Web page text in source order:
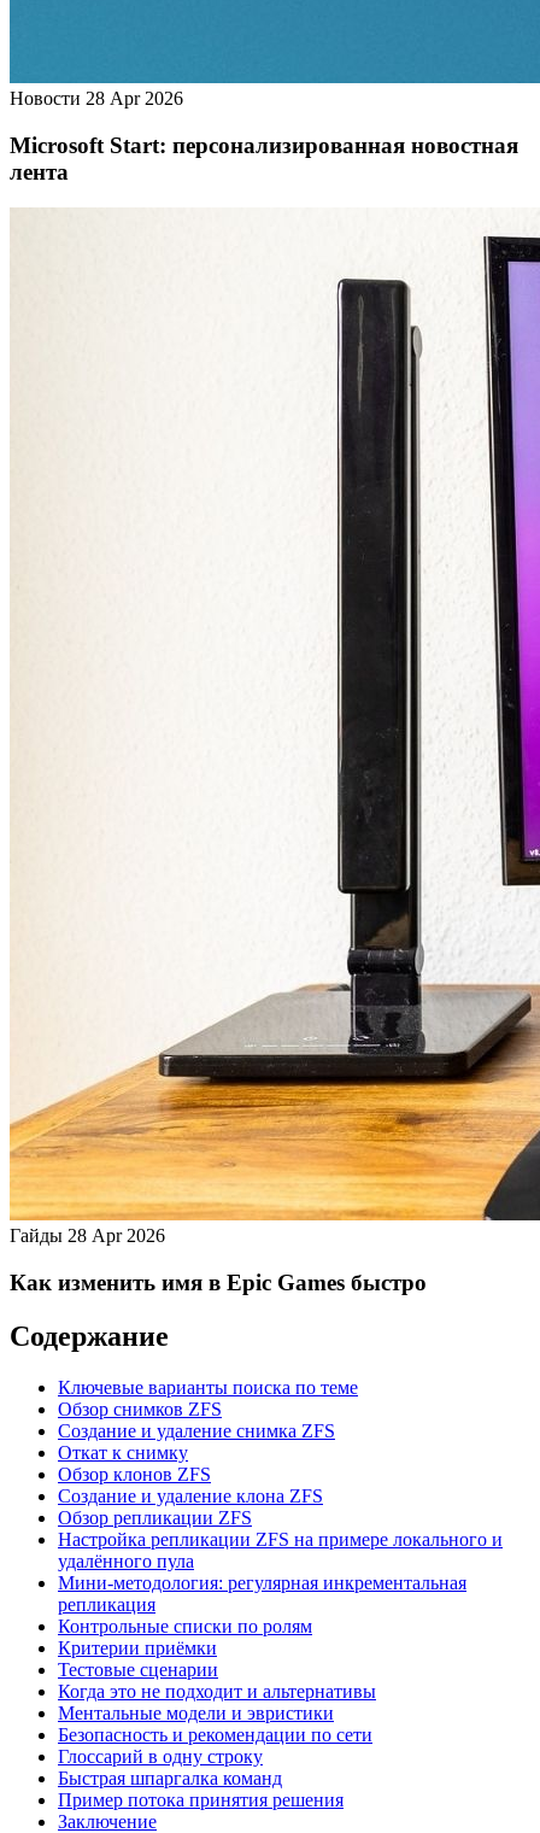
Новости 28 Apr 2026
Microsoft Start: персонализированная новостная
лента
Гайды 28 Apr 2026
Как изменить имя в Epic Games быстро
Содержание
Ключевые варианты поиска по теме
Обзор снимков ZFS
Создание и удаление снимка ZFS
Откат к снимку
Обзор клонов ZFS
Создание и удаление клона ZFS
Обзор репликации ZFS
Настройка репликации ZFS на примере локального и
удалённого пула
Мини-методология: регулярная инкрементальная
репликация
Контрольные списки по ролям
Критерии приёмки
Тестовые сценарии
Когда это не подходит и альтернативы
Ментальные модели и эвристики
Безопасность и рекомендации по сети
Глоссарий в одну строку
Быстрая шпаргалка команд
Пример потока принятия решения
Заключение